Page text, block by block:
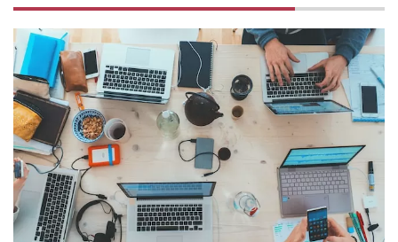
5
家づ
くり
の第
一歩
は資
金計
画か
ら
なぜ
ライ
フプ